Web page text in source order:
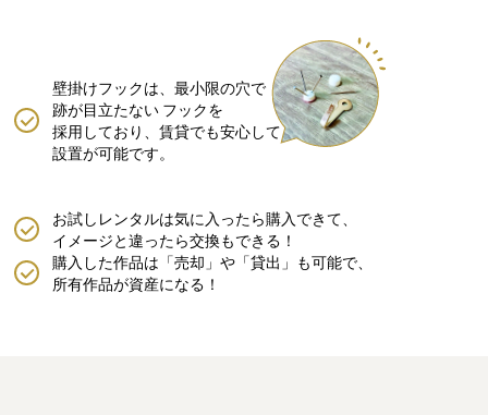
壁掛けフックは、最小限の穴で
跡が目立たない フックを
採用しており、賃貸でも安心して
設置が可能です。
購入した作品は「売却」や「貸出」も可能で、
所有作品が資産になる！
お試しレンタルは気に入ったら購入できて、
イメージと違ったら交換もできる！